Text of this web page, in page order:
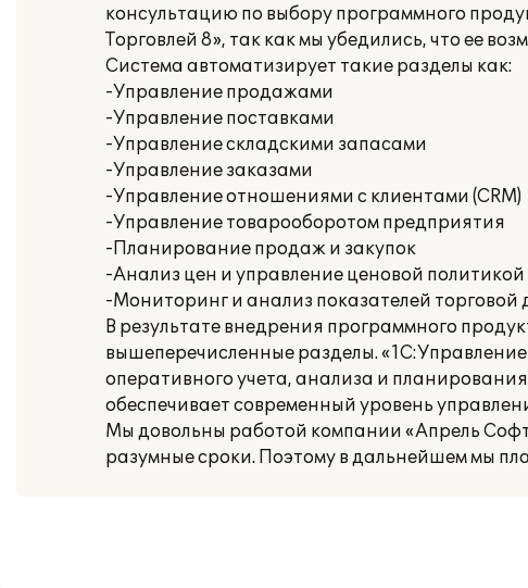
консультацию по выбору программного
Торговлей 8», так как мы убедились, что ее
Система автоматизирует такие разделы как:
-Управление продажами
-Управление поставками
-Управление складскими запасами
-Управление заказами
-Управление отношениями с клиентами (CRM)
-Управление товарооборотом предприятия
-Планирование продаж и закупок
-Анализ цен и управление ценовой политикой
-Мониторинг и анализ показателей торговой
В результате внедрения программного
вышеперечисленные разделы. «1С:Управление
оперативного учета, анализа и
обеспечивает современный уровень
Мы довольны работой компании «Апрель
разумные сроки. Поэтому в дальнейшем мы